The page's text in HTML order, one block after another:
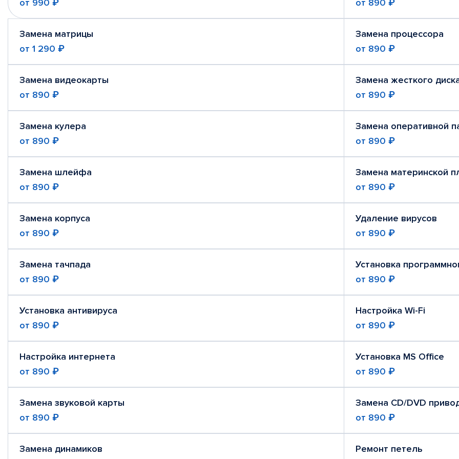
от 990 ₽
от 890 ₽
Замена матрицы
от 1 290 ₽
Замена процессора
от 890 ₽
Замена видеокарты
от 890 ₽
Замена жесткого
от 890 ₽
Замена кулера
от 890 ₽
Замена оперативной
от 890 ₽
Замена шлейфа
от 890 ₽
Замена материнской
от 890 ₽
Замена корпуса
от 890 ₽
Удаление вирусов
от 890 ₽
Замена тачпада
от 890 ₽
Установка
от 890 ₽
Установка антивируса
от 890 ₽
Настройка Wi-Fi
от 890 ₽
Настройка интернета
от 890 ₽
Установка MS Office
от 890 ₽
Замена звуковой карты
от 890 ₽
Замена CD/DVD
от 890 ₽
Замена динамиков
Ремонт петель